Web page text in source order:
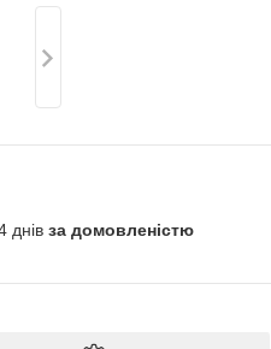
днів за домовленістю